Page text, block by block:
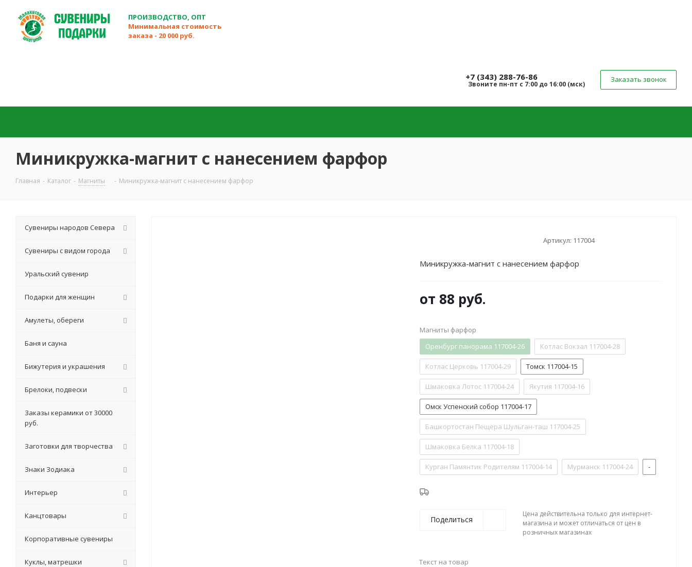
ПРОИЗВОДСТВО, ОПТ
Минимальная стоимость
заказа - 20 000 руб.
+7 (343) 288-76-86
Звоните пн-пт с 7:00 до 16:00 (мск)
Заказать звонок
Миникружка-магнит с нанесением фарфор
Главная - Каталог - Магниты - Миникружка-магнит с нанесением фарфор
Артикул: 117004
Миникружка-магнит с нанесением фарфор
от 88 руб.
Магниты фарфор
Оренбург панорама 117004-26
Котлас Вокзал 117004-28
Котлас Церковь 117004-29 Томск 117004-15
Шмаковка Лотос 117004-24 Якутия 117004-16
Омск Успенский собор 117004-17
Башкортостан Пещера Шульган-таш 117004-25
Шмаковка Белка 117004-18
Курган Памянтик Родителям 117004-14 Мурманск 117004-24 -
Поделиться
Цена действительна только для интернет-
магазина и может отличаться от цен в
розничных магазинах
Текст на товар
Сувениры народов Севера
Сувениры с видом города
Уральский сувенир
Подарки для женщин
Амулеты, обереги
Баня и сауна
Бижутерия и украшения
Брелоки, подвески
Заказы керамики от 30000
руб.
Заготовки для творчества
Знаки Зодиака
Интерьер
Канцтовары
Корпоративные сувениры
Куклы, матрешки